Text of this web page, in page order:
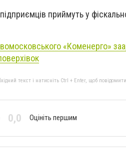
приймуть у
«Коменерго»
текст і натисніть Ctrl + Enter, щоб
0,0 Оцініть першим